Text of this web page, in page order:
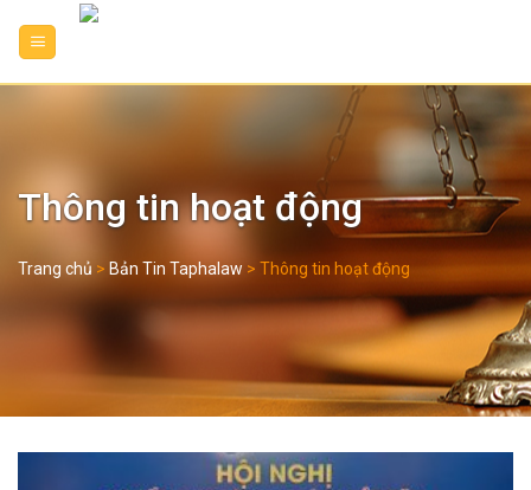
Thông tin hoạt động
Trang chủ > Bản Tin Taphalaw > Thông tin hoạt động